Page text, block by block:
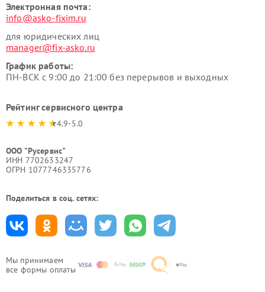
Мы принимаем
все формы оплаты
Электронная почта:
info@asko-fixim.ru
для юридических лиц
manager@fix-asko.ru
График работы:
ПН-ВСК с 9:00 до 21:00 без перерывов и выходных
Рейтинг сервисного центра
4.9-5.0
ООО "Русервис"
ИНН 7702633247
ОГРН 1077746335776
Поделиться в соц. сетях: